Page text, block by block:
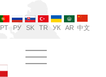
PT РУ SK TR УК AR 中文